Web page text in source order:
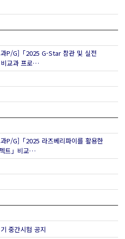
P/G]「2025 G-Star 참관 및 실전
비교과 프로…
P/G]「2025 라즈베리파이를 활용한
트」비교…
중간시험 공지